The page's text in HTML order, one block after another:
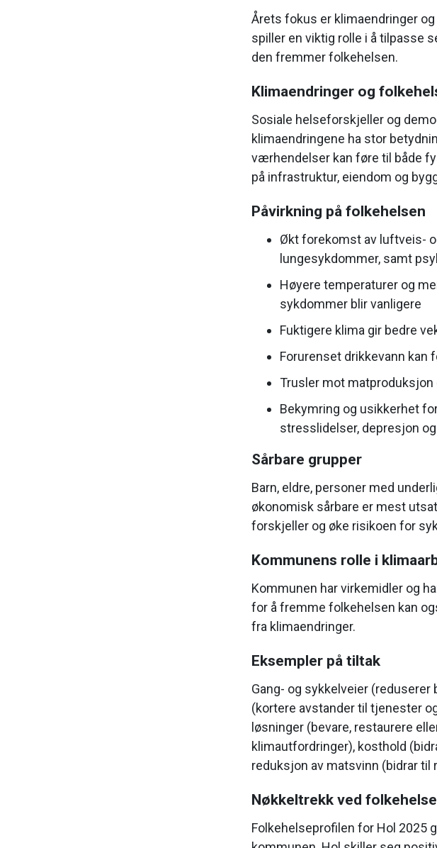
Årets fokus er klimaendringer
spiller en viktig rolle i å tilpasse
den fremmer folkehelsen.
Klimaendringer og
Sosiale helseforskjeller og
klimaendringene ha stor
værhendelser kan føre til både
på infrastruktur, eiendom og
Påvirkning på folkehelsen
Økt forekomst av luftveis-
lungesykdommer, samt
Høyere temperaturer og
sykdommer blir vanligere
Fuktigere klima gir bedre
Forurenset drikkevann
Trusler mot matproduksjon
Bekymring og usikkerhet
stresslidelser, depresjon
Sårbare grupper
Barn, eldre, personer med
økonomisk sårbare er mest
forskjeller og øke risikoen for
Kommunens rolle i
Kommunen har virkemidler og
for å fremme folkehelsen kan
fra klimaendringer.
Eksempler på tiltak
Gang- og sykkelveier
(kortere avstander til tjenester
løsninger (bevare, restaurere
klimautfordringer), kosthold
reduksjon av matsvinn (bidrar
Nøkkeltrekk ved
Folkehelseprofilen for Hol 2025